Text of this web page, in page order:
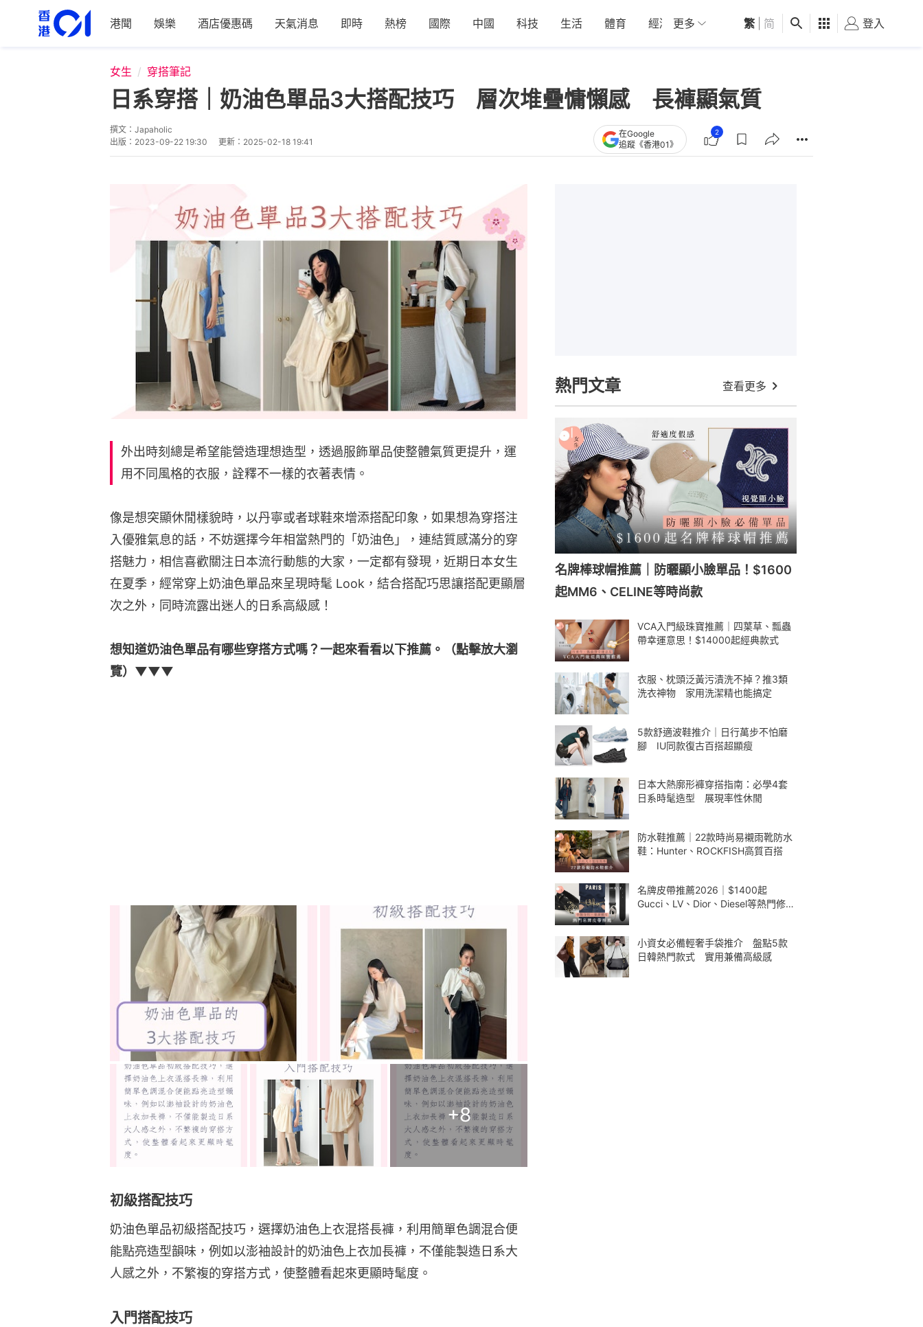
港聞 娛樂 酒店優惠碼 天氣消息 即時 熱榜 國際 中國 科技 生活 體育 經濟 01深圳 觀點 健康 好食玩飛
更多 繁 简 登入
女生 穿搭筆記
日系穿搭｜奶油色單品3大搭配技巧 層次堆疊慵懶感 長褲顯氣質
撰文： Japaholic
出版： 2023-09-22 19:30 更新： 2025-02-18 19:41
在Google
追蹤《香港01》
2
外出時刻總是希望能營造理想造型，透過服飾單品使整體氣質更提升，運
用不同風格的衣服，詮釋不一樣的衣著表情。
像是想突顯休閒樣貌時，以丹寧或者球鞋來增添搭配印象，如果想為穿搭注
入優雅氣息的話，不妨選擇今年相當熱門的「奶油色」，連結質感滿分的穿
搭魅力，相信喜歡關注日本流行動態的大家，一定都有發現，近期日本女生
在夏季，經常穿上奶油色單品來呈現時髦 Look，結合搭配巧思讓搭配更顯層
次之外，同時流露出迷人的日系高級感！
想知道奶油色單品有哪些穿搭方式嗎？一起來看看以下推薦。（點擊放大瀏
覽）▼▼▼
+8
初級搭配技巧
奶油色單品初級搭配技巧，選擇奶油色上衣混搭長褲，利用簡單色調混合便
能點亮造型韻味，例如以澎袖設計的奶油色上衣加長褲，不僅能製造日系大
人感之外，不繁複的穿搭方式，使整體看起來更顯時髦度。
入門搭配技巧
熱門文章 查看更多
名牌棒球帽推薦｜防曬顯小臉單品！$1600
起MM6、CELINE等時尚款
VCA入門級珠寶推薦｜四葉草、瓢蟲
帶幸運意思！$14000起經典款式
衣服、枕頭泛黃污漬洗不掉？推3類
洗衣神物 家用洗潔精也能搞定
5款舒適波鞋推介｜日行萬步不怕磨
腳 IU同款復古百搭超顯瘦
日本大熱廓形褲穿搭指南：必學4套
日系時髦造型 展現率性休閒
防水鞋推薦｜22款時尚易襯雨靴防水
鞋：Hunter、ROCKFISH高質百搭
名牌皮帶推薦2026｜$1400起
Gucci、LV、Dior、Diesel等熱門修腰
小資女必備輕奢手袋推介 盤點5款
日韓熱門款式 實用兼備高級感